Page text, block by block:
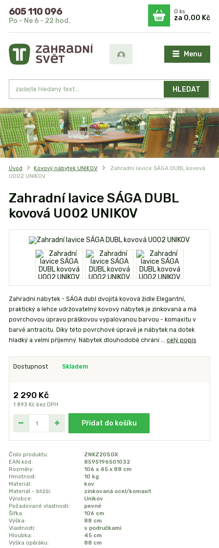
Menu
HLEDAT
605 110 096
Po - Ne 6 - 22 hod.
0ks
za 0,00 Kč
Úvod Kovový nábytek UNIKOV
Zahradní lavice SÁGA DUBL kovová
U002 UNIKOV
Zahradní lavice SÁGA DUBL
kovová U002 UNIKOV
Zahradní nábytek - SÁGA dubl dvojitá kovová židle Elegantní,
praktický a lehce udržovatelný kovový nábytek je zinkovaná a má
povrchovou úpravu práškovou vypalovanou barvou - komaxitu v
barvě antracitu. Díky této povrchové úpravě je nábytek na dotek
hladký a velmi příjemný. Nábytek dlouhodobě chrání ... celý popis
Dostupnost Skladem
2 290 Kč
1 893 Kč bez DPH
Přidat do košíku
Číslo produktu:
ZNKZ20SGX
EAN kód:
8595196501032
Rozměry:
106 x 45 x 88 cm
Hmotnost:
10 kg
Materiál:
kov
Materiál - bližší:
zinkovaná ocel/komaxit
Výrobce:
Unikov
Požadované vlastnosti:
pevné
Šířka:
106 cm
Výška:
88 cm
Vlastnosti:
s područkami
Hloubka:
45 cm
Výška opěráku:
88 cm